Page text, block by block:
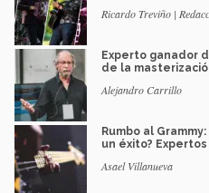
Ricardo Treviño |
Experto ganador
de la
Alejandro Carrillo
Rumbo al
un éxito?
Asael Villanueva